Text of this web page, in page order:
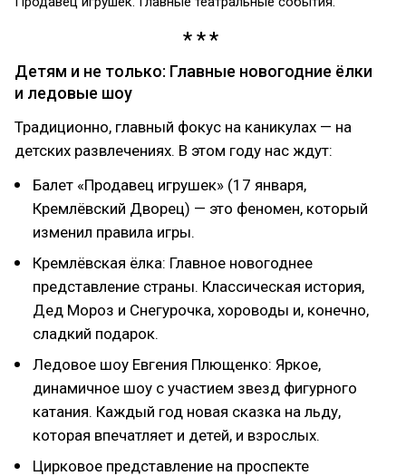
Детям и не только: Главные новогодние ёлки
и ледовые шоу
Традиционно, главный фокус на каникулах — на
детских развлечениях. В этом году нас ждут:
Балет «Продавец игрушек» (17 января,
Кремлёвский Дворец) — это феномен, который
изменил правила игры.
Кремлёвская ёлка: Главное новогоднее
представление страны. Классическая история,
Дед Мороз и Снегурочка, хороводы и, конечно,
сладкий подарок.
Ледовое шоу Евгения Плющенко: Яркое,
динамичное шоу с участием звезд фигурного
катания. Каждый год новая сказка на льду,
которая впечатляет и детей, и взрослых.
Цирковое представление на проспекте